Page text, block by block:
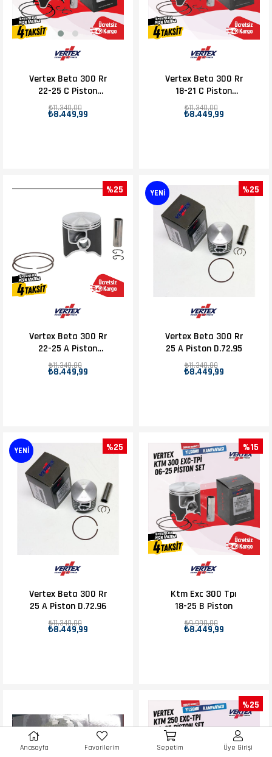
Vertex Beta 300 Rr
22-25 C Piston
D.72.97
₺8.449,99
₺11.340,00
Vertex Beta 300 Rr
18-21 C Piston
D.71.97
₺8.449,99
₺11.340,00
Vertex Beta 300 Rr
22-25 A Piston
D.72.95
₺8.449,99
₺11.340,00
%25
Vertex Beta 300 Rr
25 A Piston D.72.95
₺8.449,99
₺11.340,00
%25
YENI
Vertex Beta 300 Rr
25 A Piston D.72.96
₺8.449,99
₺11.340,00
%25
YENI
Ktm Exc 300 Tpı
18-25 B Piston
₺8.449,99
₺9.990,00
%15
%25
Anasayfa Favorilerim Sepetim Üye Girişi